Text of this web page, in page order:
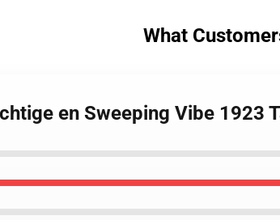
What
en Sweeping Vibe 1923